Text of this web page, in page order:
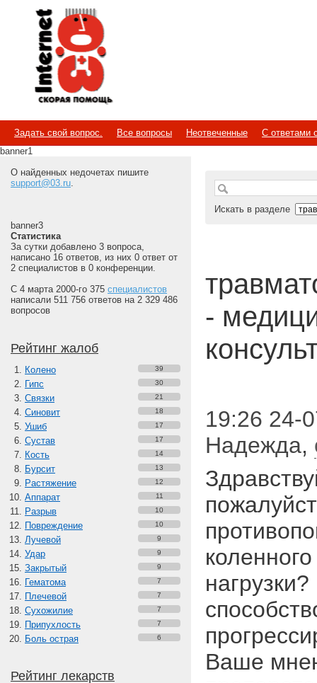
Internet
Скорая помощь
Задать свой вопрос. Все вопросы Неотвеченные
С ответами
banner1
О найденных недочетах пишите
support@03.ru.
banner3
Статистика
За сутки добавлено 3 вопроса,
написано 16 ответов, из них 0 ответ от
2 специалистов в 0 конференции.
С 4 марта 2000-го 375 специалистов
написали 511 756 ответов на 2 329 486
вопросов
Рейтинг жалоб
Колено 39
Гипс 30
Связки 21
Синовит 18
Ушиб 17
Сустав 17
Кость 14
Бурсит 13
Растяжение 12
Аппарат 11
Разрыв 10
Повреждение 10
Лучевой 9
Удар 9
Закрытый 9
Гематома 7
Плечевой 7
Сухожилие 7
Припухлость 7
Боль острая 6
Рейтинг лекарств
Искать в разделе
-
19:26 24-
Надежда,
Ваше